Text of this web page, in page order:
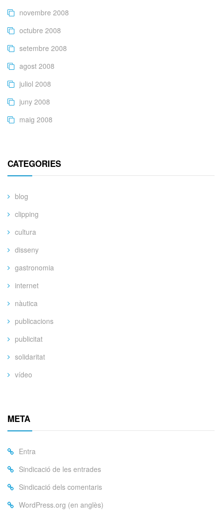
novembre 2008
octubre 2008
setembre 2008
agost 2008
juliol 2008
juny 2008
maig 2008
CATEGORIES
blog
clipping
cultura
disseny
gastronomia
internet
nàutica
publicacions
publicitat
solidaritat
vídeo
META
Entra
Sindicació de les entrades
Sindicació dels comentaris
WordPress.org (en anglès)